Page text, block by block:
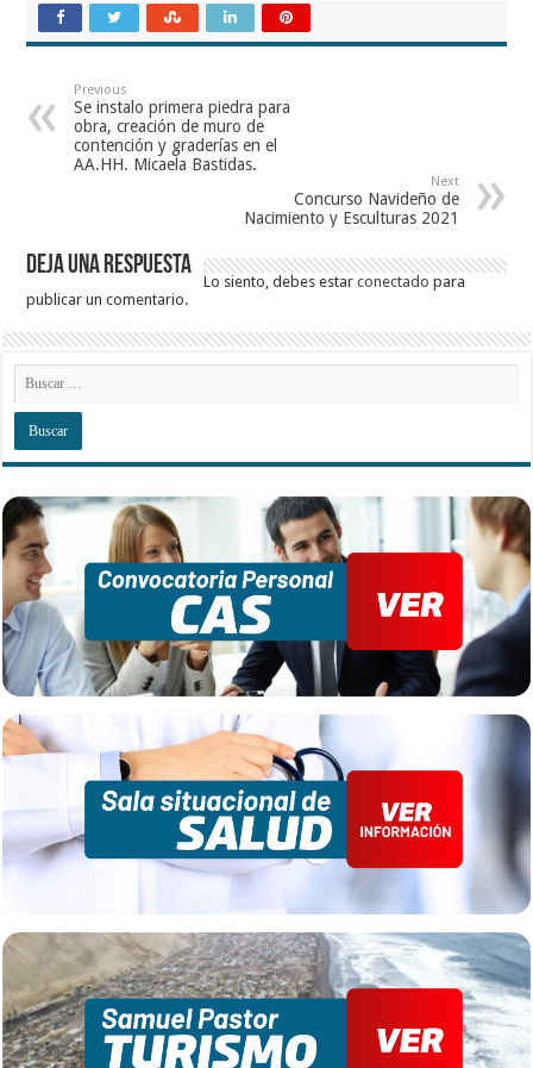
Previous
Se instalo primera piedra para
obra, creación de muro de
contención y graderías en el
AA.HH. Micaela Bastidas.
Next
Concurso Navideño de
Nacimiento y Esculturas 2021
Deja una respuesta
Lo siento, debes estarconectado para
publicar un comentario.